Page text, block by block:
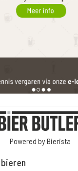
Powered by Bierista
bieren